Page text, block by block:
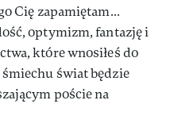
Cię zapamiętam…
optymizm, fantazję i
które wnosiłeś do
świat będzie
poście na